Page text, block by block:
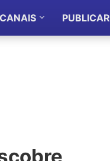
CANAIS PUBLICAR